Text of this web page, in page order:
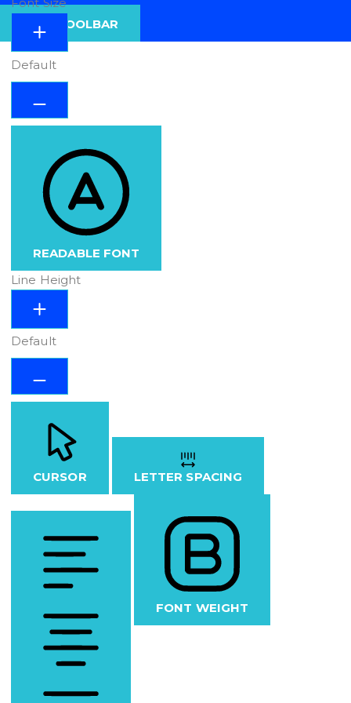
HIDE TOOLBAR
Default
READABLE FONT
Line Height
Default
CURSOR LETTER SPACING
FONT WEIGHT